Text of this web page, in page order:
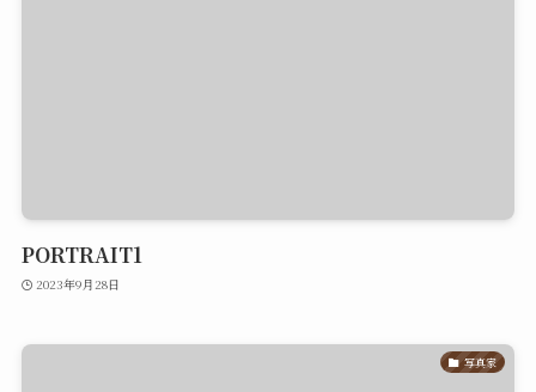
PORTRAIT1
2023年9月28日
写真家